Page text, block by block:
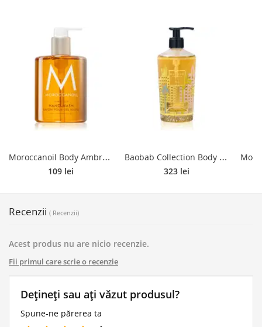
M
oroccanoil Body Ambre Noir Săpun lichid pentru mâini 360 ml
109 lei
B
aobab Collection Body Wellness Miami Săpun lichid pentru mâini 350 ml
323 lei
Recenzii ( Recenzii)
Acest produs nu are nicio recenzie.
Fii primul care scrie o recenzie
Dețineți sau ați văzut produsul?
Spune-ne părerea ta